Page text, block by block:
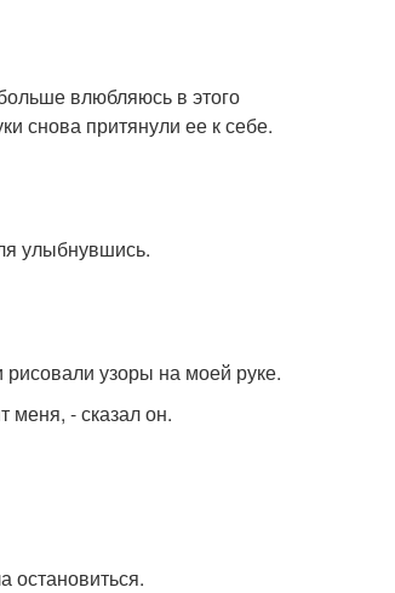
влюбляюсь в этого
снова притянули ее к себе.
улыбнувшись.
узоры на моей руке.
меня, - сказал он.
остановиться.